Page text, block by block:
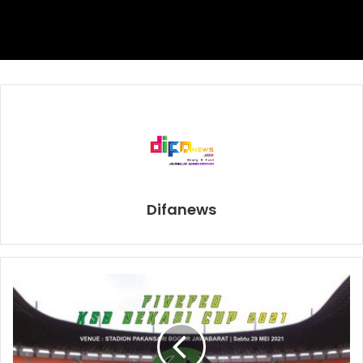
champion WBC setelah kemenangannya atas Vasyl
itu ia menganggap sabuk gelarnya di WBC sebagai sah.
“Ia bukan juara WBC,” tegas Teo
Lopez. “Ia juara email. Ia baru sah
setelah Anda mengesahkannya.
Difanews